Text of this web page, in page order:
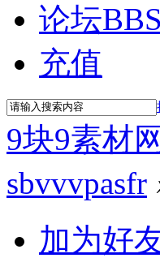
论坛BBS
充值
9块9素材
sbvvvpasfr
加为好